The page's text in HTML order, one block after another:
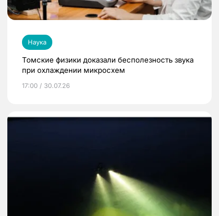
Наука
Томские физики доказали бесполезность звука
при охлаждении микросхем
17:00 / 30.07.26